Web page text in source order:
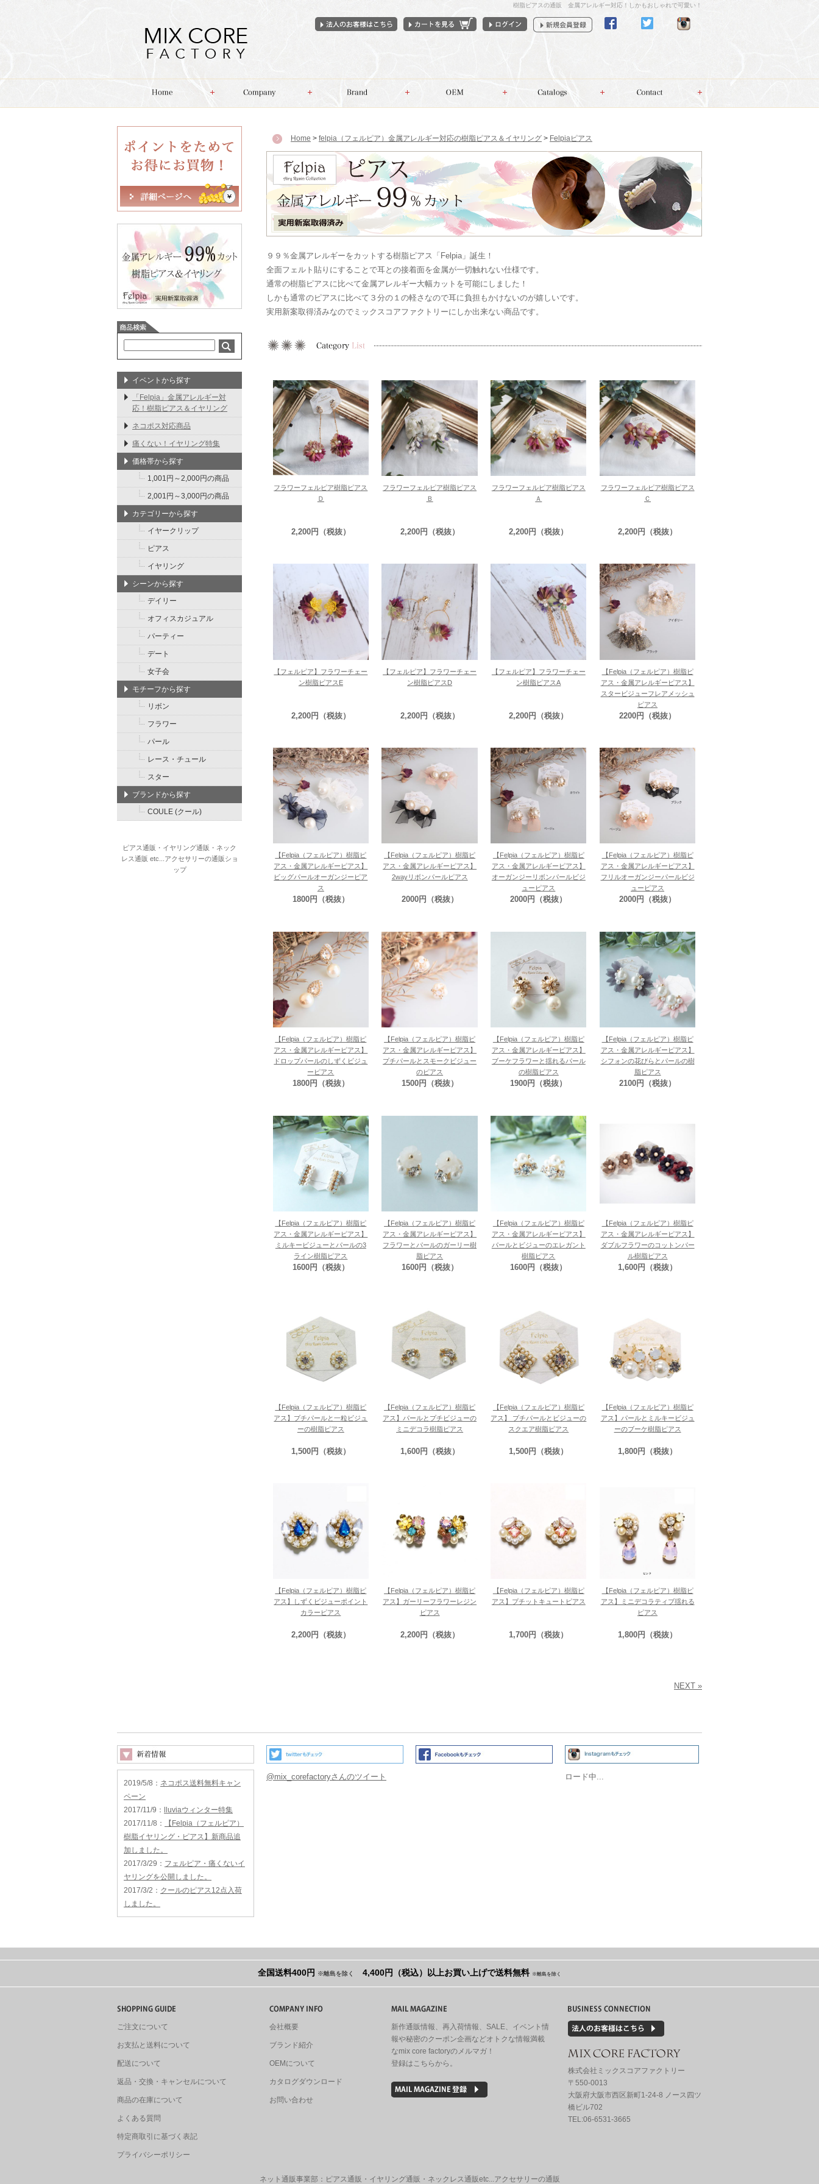
樹脂ピアスの通販 金属アレルギー対応！しかもおしゃれで可愛い！
Home > felpia（フェルピア）金属アレルギー対応の樹脂ピアス＆イヤリング > Felpiaピアス
９９％金属アレルギーをカットする樹脂ピアス「Felpia」誕生！
全面フェルト貼りにすることで耳との接着面を金属が一切触れない仕様です。
通常の樹脂ピアスに比べて金属アレルギー大幅カットを可能にしました！
しかも通常のピアスに比べて３分の１の軽さなので耳に負担もかけないのが嬉しいです。
実用新案取得済みなのでミックスコアファクトリーにしか出来ない商品です。
フラワーフェルピア樹脂ピアス
Ｄ
2,200円（税抜）
フラワーフェルピア樹脂ピアス
Ｂ
2,200円（税抜）
フラワーフェルピア樹脂ピアス
Ａ
2,200円（税抜）
フラワーフェルピア樹脂ピアス
Ｃ
2,200円（税抜）
【フェルピア】フラワーチェー
ン樹脂ピアスE
2,200円（税抜）
【フェルピア】フラワーチェー
ン樹脂ピアスD
2,200円（税抜）
【フェルピア】フラワーチェー
ン樹脂ピアスA
2,200円（税抜）
【Felpia（フェルピア）樹脂ピ
アス・金属アレルギーピアス】
スタービジューフレアメッシュ
ピアス
2200円（税抜）
【Felpia（フェルピア）樹脂ピ
アス・金属アレルギーピアス】
ビッグパールオーガンジーピア
ス
1800円（税抜）
【Felpia（フェルピア）樹脂ピ
アス・金属アレルギーピアス】
2wayリボンパールピアス
2000円（税抜）
【Felpia（フェルピア）樹脂ピ
アス・金属アレルギーピアス】
オーガンジーリボンパールビジ
ューピアス
2000円（税抜）
【Felpia（フェルピア）樹脂ピ
アス・金属アレルギーピアス】
フリルオーガンジーパールビジ
ューピアス
2000円（税抜）
【Felpia（フェルピア）樹脂ピ
アス・金属アレルギーピアス】
ドロップパールのしずくビジュ
ーピアス
1800円（税抜）
【Felpia（フェルピア）樹脂ピ
アス・金属アレルギーピアス】
プチパールとスモークビジュー
のピアス
1500円（税抜）
【Felpia（フェルピア）樹脂ピ
アス・金属アレルギーピアス】
ブーケフラワーと揺れるパール
の樹脂ピアス
1900円（税抜）
【Felpia（フェルピア）樹脂ピ
アス・金属アレルギーピアス】
シフォンの花びらとパールの樹
脂ピアス
2100円（税抜）
【Felpia（フェルピア）樹脂ピ
アス・金属アレルギーピアス】
ミルキービジューとパールの3
ライン樹脂ピアス
1600円（税抜）
【Felpia（フェルピア）樹脂ピ
アス・金属アレルギーピアス】
フラワーとパールのガーリー樹
脂ピアス
1600円（税抜）
【Felpia（フェルピア）樹脂ピ
アス・金属アレルギーピアス】
パールとビジューのエレガント
樹脂ピアス
1600円（税抜）
【Felpia（フェルピア）樹脂ピ
アス・金属アレルギーピアス】
ダブルフラワーのコットンパー
ル樹脂ピアス
1,600円（税抜）
【Felpia（フェルピア）樹脂ピ
アス】プチパールと一粒ビジュ
ーの樹脂ピアス
1,500円（税抜）
【Felpia（フェルピア）樹脂ピ
アス】パールとプチビジューの
ミニデコラ樹脂ピアス
1,600円（税抜）
【Felpia（フェルピア）樹脂ピ
アス】 プチパールとビジューの
スクエア樹脂ピアス
1,500円（税抜）
【Felpia（フェルピア）樹脂ピ
アス】パールとミルキービジュ
ーのブーケ樹脂ピアス
1,800円（税抜）
【Felpia（フェルピア）樹脂ピ
アス】しずくビジューポイント
カラーピアス
2,200円（税抜）
【Felpia（フェルピア）樹脂ピ
アス】ガーリーフラワーレジン
ピアス
2,200円（税抜）
【Felpia（フェルピア）樹脂ピ
アス】プチットキュートピアス
1,700円（税抜）
【Felpia（フェルピア）樹脂ピ
アス】ミニデコラティブ揺れる
ピアス
1,800円（税抜）
NEXT »
イベントから探す
「Felpia」金属アレルギー対
応！樹脂ピアス＆イヤリング
ネコポス対応商品
痛くない！イヤリング特集
価格帯から探す
1,001円～2,000円の商品
2,001円～3,000円の商品
カテゴリーから探す
イヤークリップ
ピアス
イヤリング
シーンから探す
デイリー
オフィスカジュアル
パーティー
デート
女子会
モチーフから探す
リボン
フラワー
パール
レース・チュール
スター
ブランドから探す
COULE (クール)
ピアス通販・イヤリング通販・ネック
レス通販 etc...アクセサリーの通販ショ
ップ
2019/5/8 ： ネコポス送料無料キャン
ペーン
2017/11/9 ：
lluviaウィンター特集
2017/11/8 ：
【Felpia（フェルピア）
樹脂イヤリング・ピアス】新商品追
加しました。
2017/3/29 ： フェルピア・痛くないイ
ヤリングを公開しました。
2017/3/2 ： クールのピアス12点入荷
しました。
@mix_corefactoryさんのツイート ロード中...
全国送料400円 ※離島を除く 4,400円（税込）以上お買い上げで送料無料 ※離島を除く
ご注文について
お支払と送料について
配送について
返品・交換・キャンセルについて
商品の在庫について
よくある質問
特定商取引に基づく表記
プライバシーポリシー
会社概要
ブランド紹介
OEMについて
カタログダウンロード
お問い合わせ
新作通販情報、再入荷情報、SALE、イベント情
報や秘密のクーポン企画などオトクな情報満載
なmix core factoryのメルマガ！
登録はこちらから。
株式会社ミックスコアファクトリー
〒550-0013
大阪府大阪市西区新町1-24-8 ノース四ツ
橋ビル702
TEL:06-6531-3665
ネット通販事業部：ピアス通販・イヤリング通販・ネックレス通販etc...アクセサリーの通販